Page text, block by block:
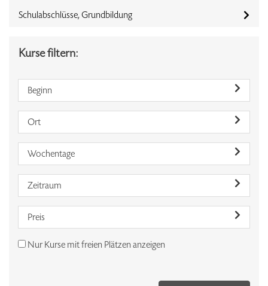
Schulabschlüsse, Grundbildung
Kurse filtern:
Beginn
Ort
Wochentage
Zeitraum
Preis
Nur Kurse mit freien Plätzen anzeigen